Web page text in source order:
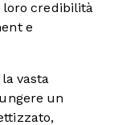
credibilità
e
vasta
un